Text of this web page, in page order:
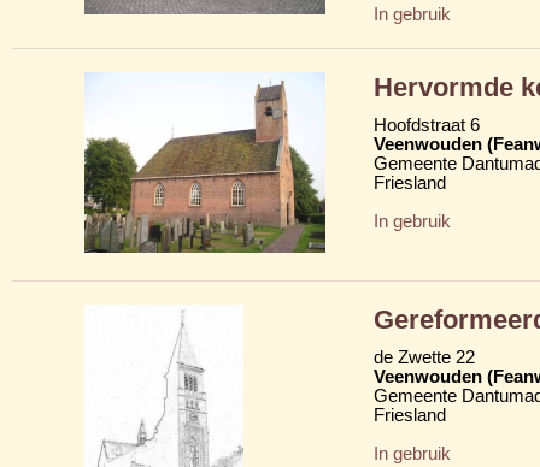
In gebruik
Hervormde
Hoofdstraat 6
Veenwouden
Gemeente
Friesland
In gebruik
de Zwette 22
Veenwouden
Gemeente
Friesland
In gebruik